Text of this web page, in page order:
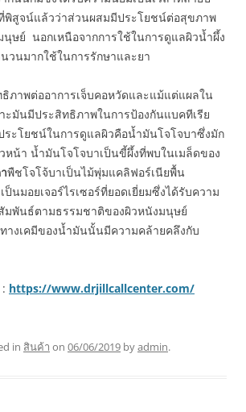
พิสูจน์แล้วว่าส่วนผสมมีประโยชน์ต่อสุขภาพ
นุษย์ นอกเหนือจากการใช้ในการดูแลผิวน้ำผึ้ง
วนมากใช้ในการรักษาและยา
ภาพต่ออาการเจ็บคอหวัดและแม้แต่แผลใน
าะมันมีประสิทธิภาพในการป้องกันแบคทีเรีย
ะโยชน์ในการดูแลผิวคือน้ำมันโจโจบาซึ่งมัก
หน้า น้ำมันโจโจบาเป็นขี้ผึ้งที่พบในเมล็ดของ
พืชโจโจ้บาเป็นไม้พุ่มแคลิฟอร์เนียพื้น
ป็นมอยเจอร์ไรเซอร์ที่ยอดเยี่ยมซึ่งได้รับความ
มพันธ์ตามธรรมชาติของผิวหนังมนุษย์
ทางเคมีของน้ำมันนั้นมีความคล้ายคลึงกับ
https://www.drjillcallcenter.com/
in สินค้า on 06/06/2019 byadmin.